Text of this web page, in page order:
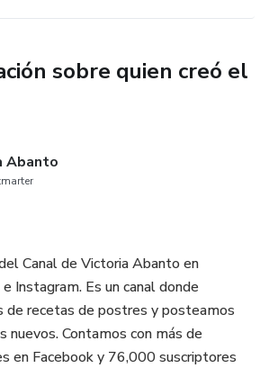
Quinua
PDF
sobre quien creó el
Abanto
Canal de Victoria Abanto en
Instagram. Es un canal donde
recetas de postres y posteamos
nuevos. Contamos con más de
en Facebook y 76,000 suscriptores